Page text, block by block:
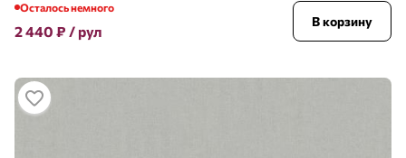
Осталось немного
2 440 ₽ / рул
В корзину